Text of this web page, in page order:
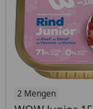
2 Mengen
Produkt am